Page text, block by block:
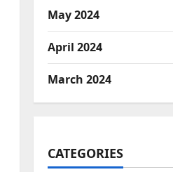
May 2024
April 2024
March 2024
CATEGORIES